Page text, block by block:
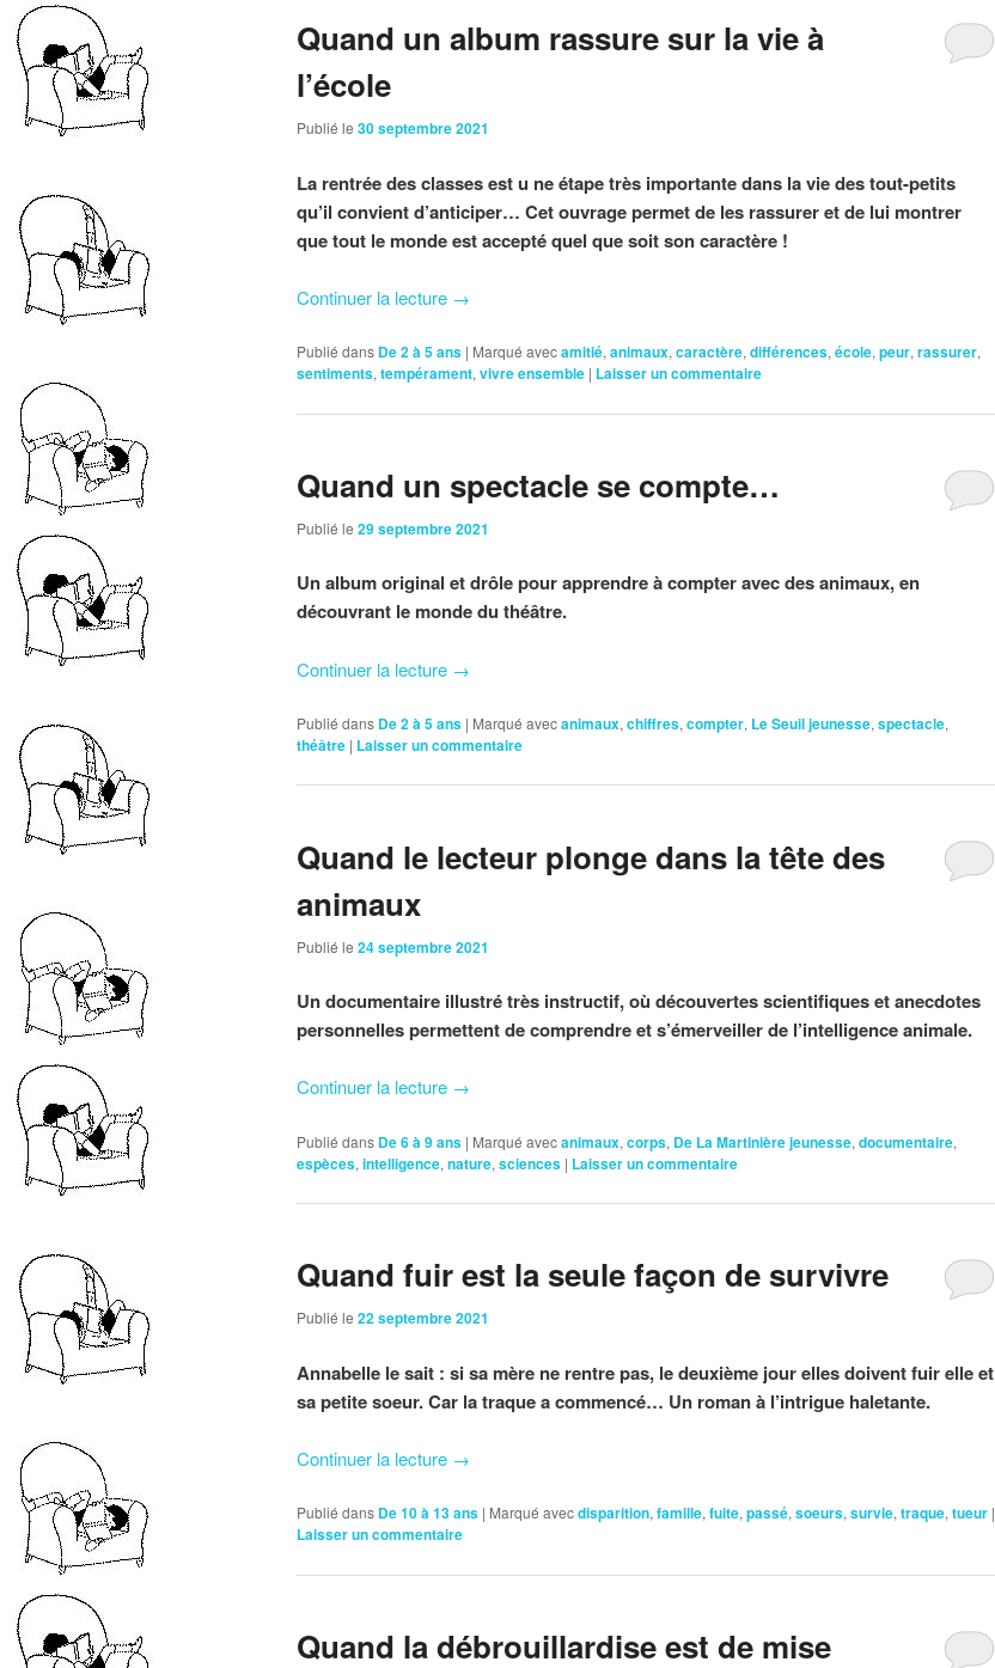
Quand un album rassure sur la vie à
l’école
Publié le 30 septembre 2021
La rentrée des classes est u ne étape très importante dans la vie des tout-petits
qu’il convient d’anticiper… Cet ouvrage permet de les rassurer et de lui montrer
que tout le monde est accepté quel que soit son caractère !
Continuer la lecture →
Publié dans De 2 à 5 ans | Marqué avecamitié, animaux, caractère, différences, école, peur, rassurer,
sentiments, tempérament, vivre ensemble | Laisser un commentaire
Quand un spectacle se compte…
Publié le 29 septembre 2021
Un album original et drôle pour apprendre à compter avec des animaux, en
découvrant le monde du théâtre.
Continuer la lecture →
Publié dans De 2 à 5 ans | Marqué avecanimaux, chiffres, compter, Le Seuil jeunesse, spectacle,
théâtre | Laisser un commentaire
Quand le lecteur plonge dans la tête des
animaux
Publié le 24 septembre 2021
Un documentaire illustré très instructif, où découvertes scientifiques et anecdotes
personnelles permettent de comprendre et s’émerveiller de l’intelligence animale.
Continuer la lecture →
Publié dans De 6 à 9 ans | Marqué avecanimaux, corps, De La Martinière jeunesse, documentaire,
espèces, intelligence, nature, sciences | Laisser un commentaire
Quand fuir est la seule façon de survivre
Publié le 22 septembre 2021
Annabelle le sait : si sa mère ne rentre pas, le deuxième jour elles doivent fuir elle et
sa petite soeur. Car la traque a commencé… Un roman à l’intrigue haletante.
Continuer la lecture →
Publié dans De 10 à 13 ans | Marqué avecdisparition, famille, fuite, passé, soeurs, survie, traque, tueur |
Laisser un commentaire
Quand la débrouillardise est de mise